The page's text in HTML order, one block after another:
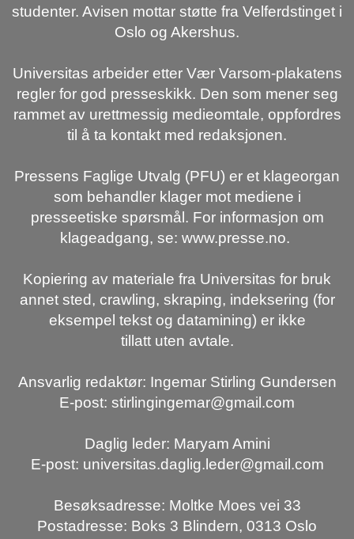
studenter. Avisen mottar støtte fra Velferdstinget i
Oslo og Akershus.
Universitas arbeider etter Vær Varsom-plakatens
regler for god presseskikk. Den som mener seg
rammet av urettmessig medieomtale, oppfordres
til å ta kontakt med redaksjonen.
Pressens Faglige Utvalg (PFU) er et klageorgan
som behandler klager mot mediene i
presseetiske spørsmål. For informasjon om
klageadgang, se: www.presse.no.
Kopiering av materiale fra Universitas for bruk
annet sted, crawling, skraping, indeksering (for
eksempel tekst og datamining) er ikke
tillatt uten avtale.
Ansvarlig redaktør: Ingemar Stirling Gundersen
E-post: stirlingingemar@gmail.com
Daglig leder: Maryam Amini
E-post: universitas.daglig.leder@gmail.com
Besøksadresse: Moltke Moes vei 33
Postadresse: Boks 3 Blindern, 0313 Oslo